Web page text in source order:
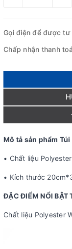
Gọi điện để được tư
Chấp nhận thanh
Mô tả sản phẩm
• Chất liệu
• Kích thước
ĐẶC ĐIỂM NỔI
Chất liệu Polyester